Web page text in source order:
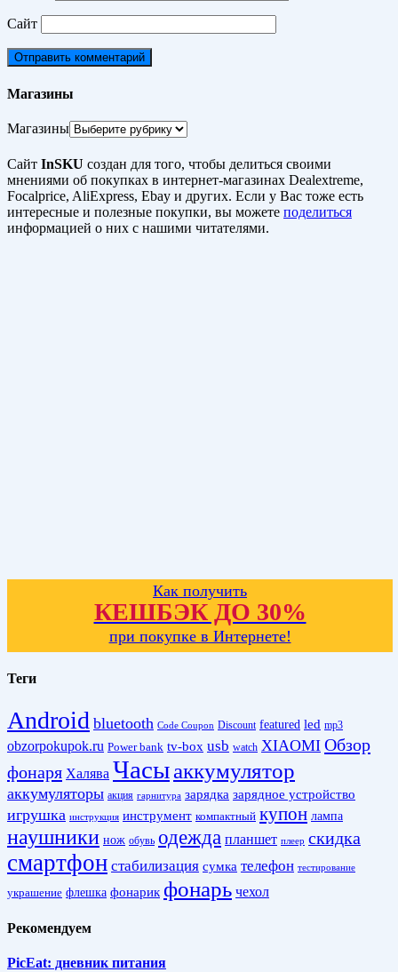
Сайт
Магазины
Магазины
Сайт InSKU создан для того, чтобы делиться своими
мнениями об покупках в интернет-магазинах Dealextreme,
Focalprice, AliExpress, Ebay и других. Если у Вас тоже есть
интересные и полезные покупки, вы можете поделиться
информацией о них с нашими читателями.
Как получить
КЕШБЭК ДО 30%
при покупке в Интернете!
Теги
Android bluetooth Code Coupon Discount featured led mp3
obzorpokupok.ru Power bank tv-box usb watch XIAOMI Обзор
фонаря Халява Часыаккумулятор
аккумуляторы акция гарнитура зарядка зарядное устройство
игрушка инструкция инструмент компактный купон лампа
наушники нож обувь одежда планшет плеер скидка
смартфон стабилизация сумка телефон тестирование
украшение флешка фонарик фонарь чехол
Рекомендуем
PicEat: дневник питания